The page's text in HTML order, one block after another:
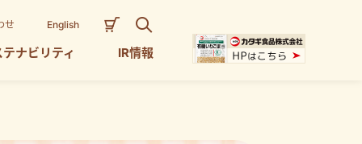
ナビリティ IR情報
せ English